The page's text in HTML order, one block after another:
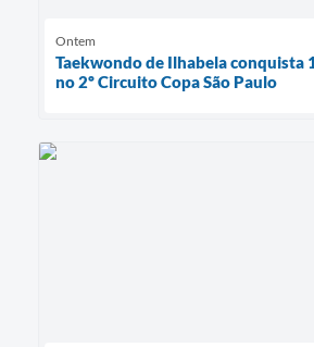
Ontem
Taekwondo de Ilhabela conquista
no 2º Circuito Copa São Paulo